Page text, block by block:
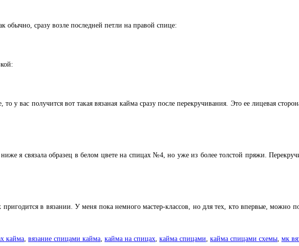
сразу возле последней петли на правой спице:
у вас получится вот такая вязаная кайма сразу после перекручивания. Это ее лицевая
я связала образец в белом цвете на спицах №4, но уже из более толстой пряжи.
в вязании. У меня пока немного мастер-классов, но для тех, кто впервые, можно
кайма, вязание спицами кайма, кайма на спицах, кайма спицами, кайма спицами схемы, мк